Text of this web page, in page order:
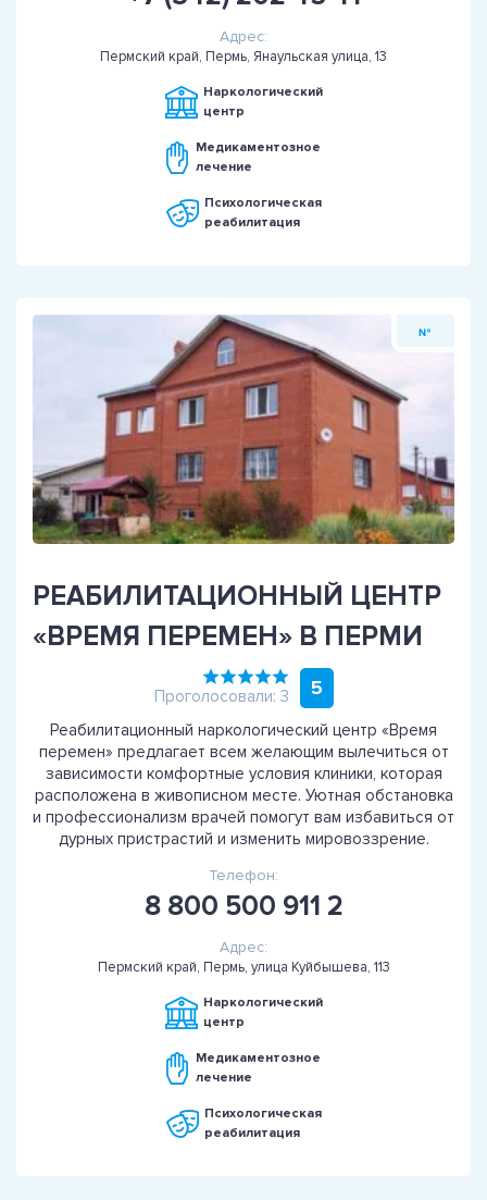
Адрес:
Пермский край, Пермь, Янаульская улица, 13
Наркологический
центр
Медикаментозное
лечение
Психологическая
реабилитация
№
РЕАБИЛИТАЦИОННЫЙ ЦЕНТР
«ВРЕМЯ ПЕРЕМЕН» В ПЕРМИ
Проголосовали: 3 5
Реабилитационный наркологический центр «Время
перемен» предлагает всем желающим вылечиться от
зависимости комфортные условия клиники, которая
расположена в живописном месте. Уютная обстановка
и профессионализм врачей помогут вам избавиться от
дурных пристрастий и изменить мировоззрение.
Телефон:
8 800 500 911 2
Адрес:
Пермский край, Пермь, улица Куйбышева, 113
Наркологический
центр
Медикаментозное
лечение
Психологическая
реабилитация